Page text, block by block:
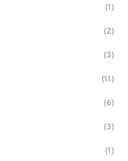
(1)
(2)
(3)
(11)
(6)
(3)
(1)